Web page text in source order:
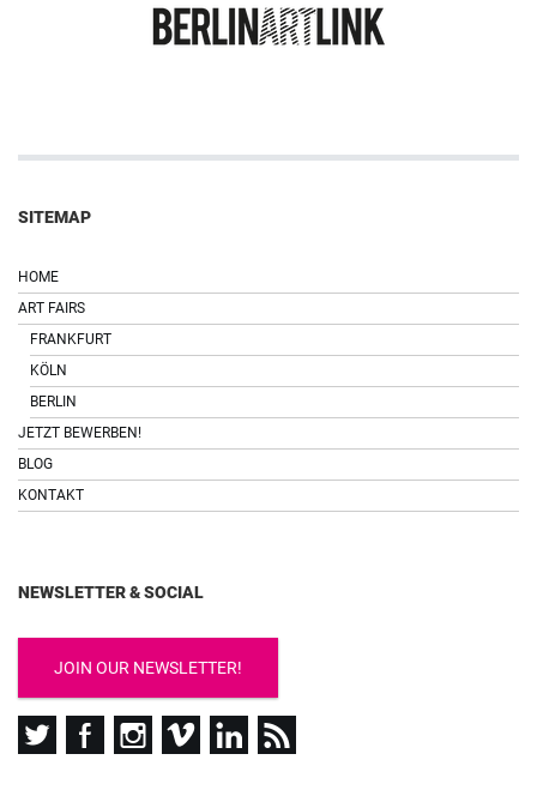
SITEMAP
HOME
ART FAIRS
FRANKFURT
KÖLN
BERLIN
JETZT BEWERBEN!
BLOG
KONTAKT
NEWSLETTER & SOCIAL
JOIN OUR NEWSLETTER!